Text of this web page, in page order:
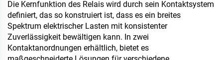
Die Kernfunktion des Relais wird durch sein Kontaktsystem
definiert, das so konstruiert ist, dass es ein breites
Spektrum elektrischer Lasten mit konsistenter
Zuverlässigkeit bewältigen kann. In zwei
Kontaktanordnungen erhältlich, bietet es